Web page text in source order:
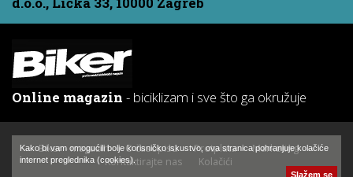
Online magazin - biciklizam i sve što ga okružuje
Biker - magazin O časopisu Pretplata
Marketing
Kontaktirajte nas
Kolačići
Kako bi vam omogućili bolje korisničko iskustvo, ova stranica pohranjuje kolačiće
internet preglednika (cookies).
Slažem se